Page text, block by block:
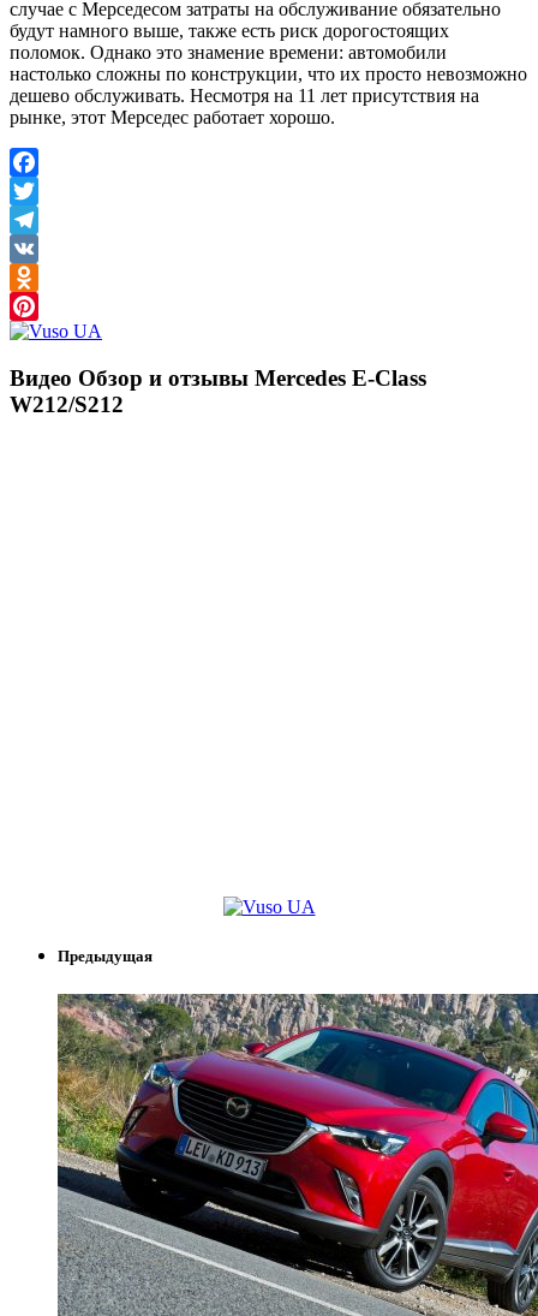
случае с Мерседесом затраты на обслуживание обязательно
будут намного выше, также есть риск дорогостоящих
поломок. Однако это знамение времени: автомобили
настолько сложны по конструкции, что их просто невозможно
дешево обслуживать. Несмотря на 11 лет присутствия на
рынке, этот Мерседес работает хорошо.
Facebook
Twitter
Telegram
VK
Odnoklassniki
Pinterest
Видео Обзор и отзывы Mercedes E-Class
W212/S212
Предыдущая